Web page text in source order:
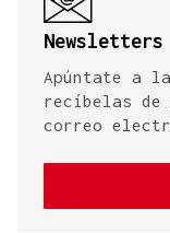
Newsletters
Apúntate a
recíbelas de
correo